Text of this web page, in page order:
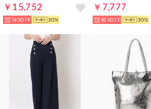
￥15,752
76%OFF 30%
￥7,777
82%OFF 30%